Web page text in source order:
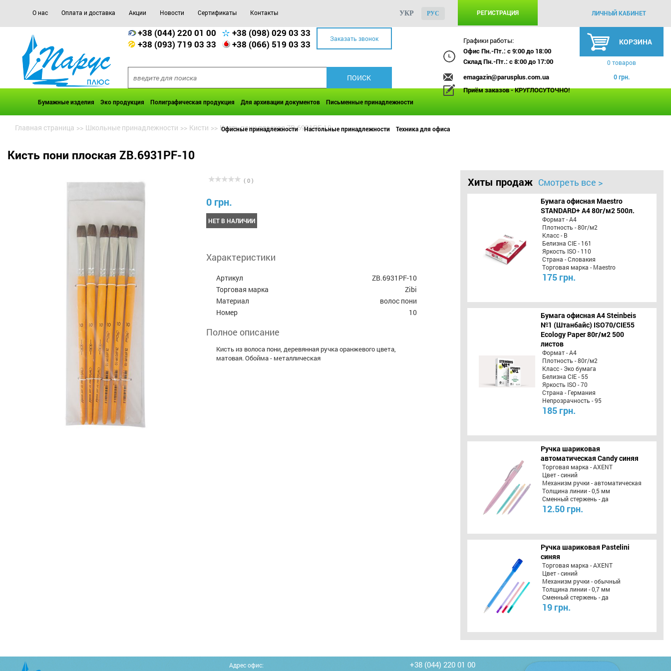
О нас Оплата и доставка Акции Новости Сертификаты Контакты РЕГИСТРАЦИЯ ЛИЧНЫЙ КАБИНЕТ
УКР РУС
+38 (044) 220 01 00
+38 (098) 029 03 33
+38 (093) 719 03 33
+38 (066) 519 03 33 Заказать звонок
Графики работы:
Офис Пн.-Пт.: с 9:00 до 18:00
Склад Пн.-Пт.: с 8:00 до 17:00
emagazin@parusplus.com.ua
Приём заказов - КРУГЛОСУТОЧНО!
КОРЗИНА
0 товаров
0 грн.
Бумажные изделия Эко продукция Полиграфическая продукция Для архивации документов Письменные принадлежности
Офисные принадлежности Настольные принадлежности Техника для офиса
Главная страница >> Школьные принадлежности >> Кисти >> Кисть пони плоская ZB.6931PF-10
Кисть пони плоская ZB.6931PF-10
( 0 )
0 грн.
НЕТ В НАЛИЧИИ
Характеристики
Артикул
ZB.6931PF-10
Торговая марка
Zibi
Материал
волос пони
Номер
10
Полное описание
Кисть из волоса пони, деревянная ручка оранжевого цвета,
матовая. Обойма - металлическая
Хиты продаж Смотреть все >
Бумага офисная Maestro
STANDARD+ А4 80г/м2 500л.
Формат - А4
Плотность - 80г/м2
Класс - B
Белизна CIE - 161
Яркость ISO - 110
Страна - Словакия
Торговая марка - Maestro
175 грн.
Бумага офисная A4 Steinbeis
№1 (Штанбайс) ISO70/СІЕ55
Ecology Paper 80г/м2 500
листов
Формат - А4
Плотность - 80г/м2
Класс - Эко бумага
Белизна CIE - 55
Яркость ISO - 70
Страна - Германия
Непрозрачность - 95
185 грн.
Ручка шариковая
автоматическая Candy синяя
Торговая марка - AXENT
Цвет - синий
Механизм ручки - автоматическая
Толщина линии - 0,5 мм
Сменный стержень - да
12.50 грн.
Ручка шариковая Pastelini
синяя
Торговая марка - AXENT
Цвет - синий
Механизм ручки - обычный
Толщина линии - 0,7 мм
Сменный стержень - да
19 грн.
Адрес офис:
+38 (044) 220 01 00